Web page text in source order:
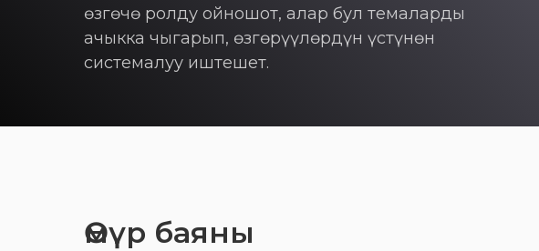
өзгөчө ролду ойношот, алар бул темаларды
ачыкка чыгарып, өзгөрүүлөрдүн үстүнөн
системалуу иштешет.
Өмүр баяны